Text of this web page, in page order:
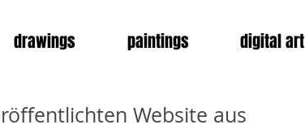
drawings paintings digital art
Website aus